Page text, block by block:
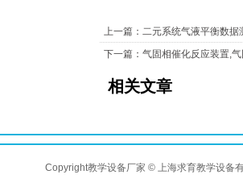
上一篇：二元系统气液平衡数据
下一篇：气固相催化反应装置,
相关文章
Copyright教学设备厂家 © 上海求育教学设备